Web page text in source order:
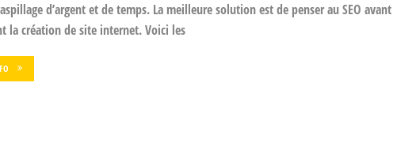
d’argent et de temps. La meilleure solution est de penser au SEO avant
la création de site internet. Voici les